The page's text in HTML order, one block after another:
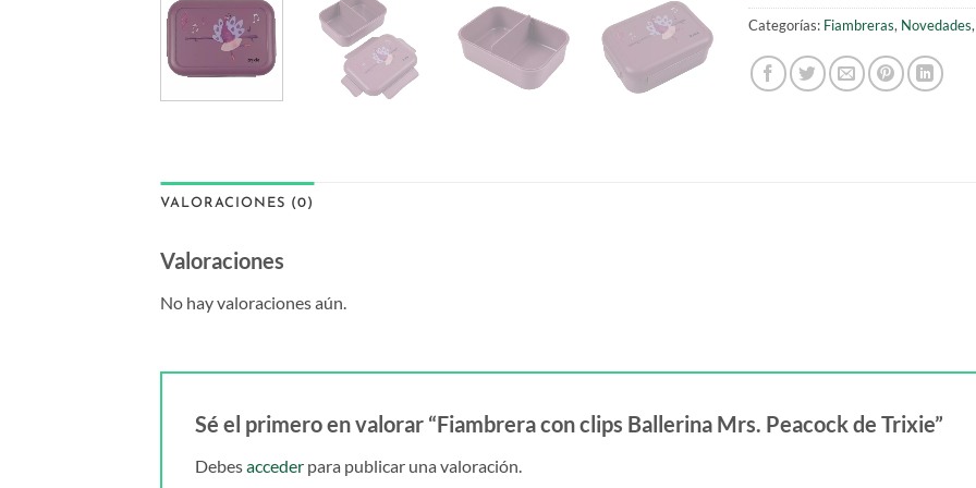
Categorías: Fiambreras, Novedades,
VALORACIONES (0)
Valoraciones
No hay valoraciones aún.
Sé el primero en valorar “Fiambrera con clips Ballerina Mrs. Peacock de Trixie”
Debesacceder para publicar una valoración.